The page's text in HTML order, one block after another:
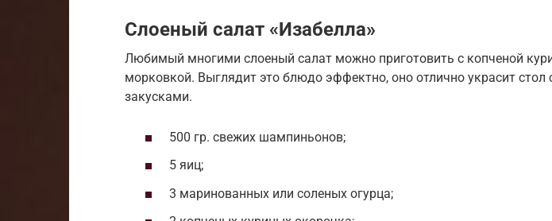
Слоеный салат «Изабелла»
Любимый многими слоеный салат можно приготовить с копченой
морковкой. Выглядит это блюдо эффектно, оно отлично украсит
закусками.
500 гр. свежих шампиньонов;
5 яиц;
3 маринованных или соленых огурца;